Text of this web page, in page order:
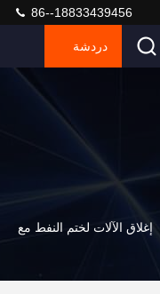
86--18833439456
دردشة
إغلاق الآلات لختم النفط مع